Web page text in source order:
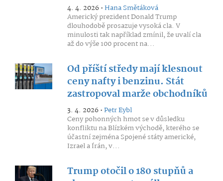
4. 4. 2026 •Hana Smětáková
Americký prezident Donald Trump
dlouhodobě prosazuje vysoká cla. V
minulosti tak například zmínil, že uvalí cla
až do výše 100 procent na...
Od příští středy mají klesnout
ceny nafty i benzinu. Stát
zastropoval marže obchodníků
3. 4. 2026 •Petr Eybl
Ceny pohonných hmot se v důsledku
konfliktu na Blízkém východě, kterého se
účastní zejména Spojené státy americké,
Izrael a Írán, v...
Trump otočil o 180 stupňů a